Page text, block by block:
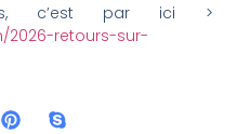
c’est par ici >
2026-retours-sur-